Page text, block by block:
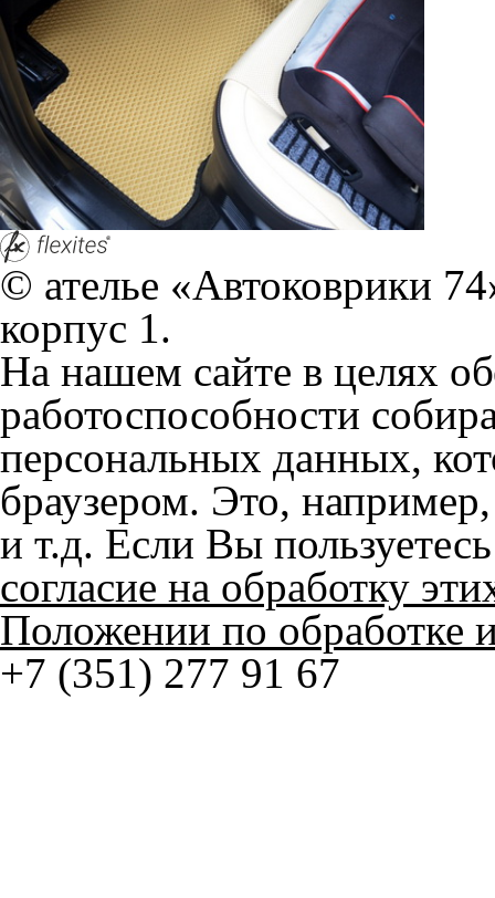
© ателье «Автоковрики
корпус 1.
На нашем сайте в целях
работоспособности
персональных данных,
браузером. Это,
и т.д. Если Вы
согласие на обработку
Положении по обработке
+7 (351) 277 91 67